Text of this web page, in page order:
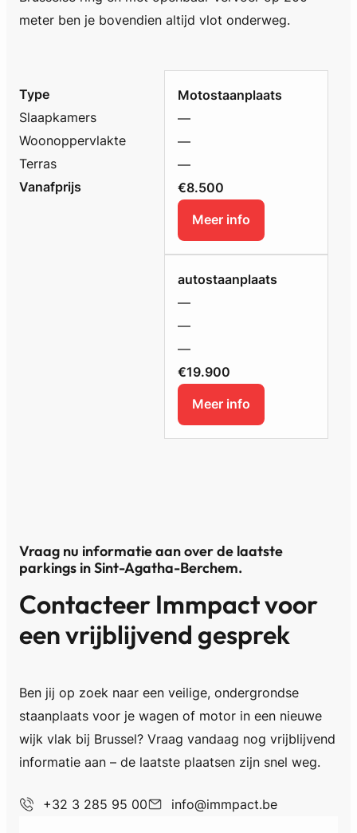
meter ben je bovendien altijd vlot onderweg.
Type
Slaapkamers
Woonoppervlakte
Terras
Vanafprijs
Motostaanplaats
—
—
—
€8.500
Meer info
autostaanplaats
—
—
—
€19.900
Meer info
Vraag nu informatie aan over de laatste
parkings in Sint-Agatha-Berchem.
Contacteer Immpact voor
een vrijblijvend gesprek
Ben jij op zoek naar een veilige, ondergrondse
staanplaats voor je wagen of motor in een nieuwe
wijk vlak bij Brussel? Vraag vandaag nog vrijblijvend
informatie aan – de laatste plaatsen zijn snel weg.
+32 3 285 95 00 info@immpact.be